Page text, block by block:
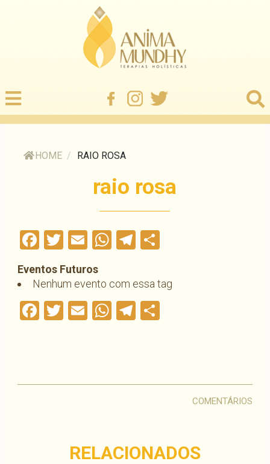
HOME / RAIO ROSA
raio rosa
Facebook
Twitter
EmailWhatsApp
Telegram
Eventos Futuros
Nenhum evento com essa tag
Facebook
Twitter
EmailWhatsApp
Telegram
COMENTÁRIOS
RELACIONADOS